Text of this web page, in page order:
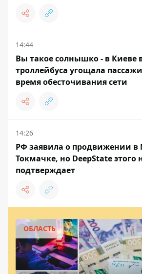
14:44
Вы такое солнышко - в Киеве
троллейбуса угощала
время обесточивания сети
14:26
РФ заявила о продвижении в
Токмачке, но DeepState этого
подтверждает
ОБЛАСТЬ